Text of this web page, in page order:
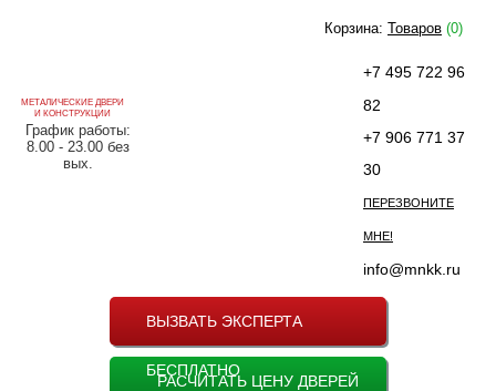
МЕТАЛИЧЕСКИЕ ДВЕРИ
И КОНСТРУКЦИИ
График работы:
8.00 - 23.00 без
вых.
+7 495 722 96
82
+7 906 771 37
30
ПЕРЕЗВОНИТЕ
МНЕ!
info@mnkk.ru
ВЫЗВАТЬ ЭКСПЕРТА
БЕСПЛАТНО
РАСЧИТАТЬ ЦЕНУ ДВЕРЕЙ
Корзина: Товаров (0)